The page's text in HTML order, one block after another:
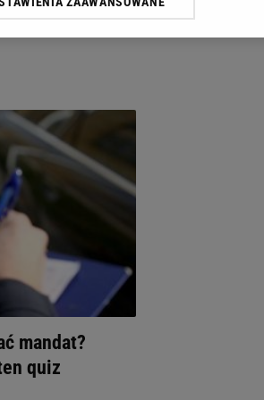
mandat?
quiz
„Akceptuję” wyrażasz też zgodę na
Zaufani Partnerzy i Agora S.A. możemy
danych geolokalizacyjnych.
informacji na urządzeniu lub dostęp
odbiorców i ulepszanie usług.